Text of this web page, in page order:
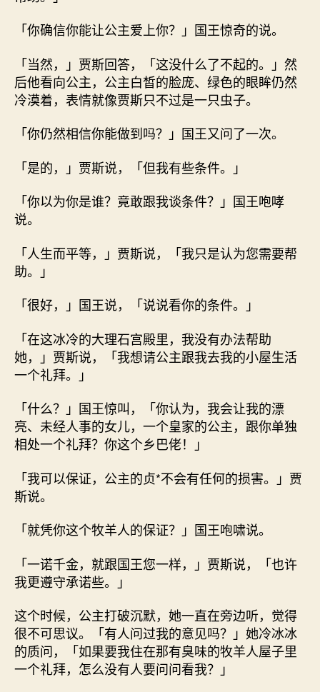
「你确信你能让公主爱上你？」国王惊奇的说。
「当然，」贾斯回答，「这没什么了不起的。」然
后他看向公主，公主白皙的脸庞、绿色的眼眸仍然
冷漠着，表情就像贾斯只不过是一只虫子。
「你仍然相信你能做到吗？」国王又问了一次。
「是的，」贾斯说，「但我有些条件。」
「你以为你是谁？竟敢跟我谈条件？」国王咆哮
说。
「人生而平等，」贾斯说，「我只是认为您需要帮
助。」
「很好，」国王说，「说说看你的条件。」
「在这冰冷的大理石宫殿里，我没有办法帮助
她，」贾斯说，「我想请公主跟我去我的小屋生活
一个礼拜。」
「什么？」国王惊叫，「你认为，我会让我的漂
亮、未经人事的女儿，一个皇家的公主，跟你单独
相处一个礼拜？你这个乡巴佬！」
「我可以保证，公主的贞*不会有任何的损害。」贾
斯说。
「就凭你这个牧羊人的保证？」国王咆啸说。
「一诺千金，就跟国王您一样，」贾斯说，「也许
我更遵守承诺些。」
这个时候，公主打破沉默，她一直在旁边听，觉得
很不可思议。「有人问过我的意见吗？」她冷冰冰
的质问，「如果要我住在那有臭味的牧羊人屋子里
一个礼拜，怎么没有人要问问看我？」